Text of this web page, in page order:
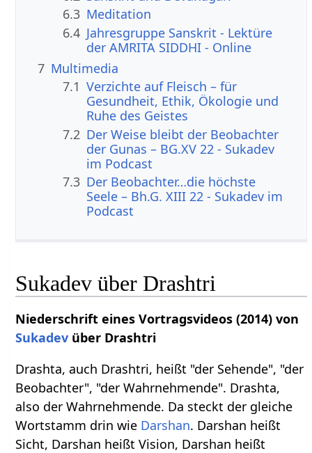
6.3 Meditation
6.4 Jahresgruppe Sanskrit - Lektüre
der AMRITA SIDDHI - Online
7 Multimedia
7.1 Verzichte auf Fleisch – für
Gesundheit, Ethik, Ökologie und
Ruhe des Geistes
7.2 Der Weise bleibt der Beobachter
der Gunas – BG.XV 22 - Sukadev
im Podcast
7.3 Der Beobachter…die höchste
Seele – Bh.G. XIII 22 - Sukadev im
Podcast
Sukadev über Drashtri
Niederschrift eines Vortragsvideos (2014) von
Sukadev über Drashtri
Drashta, auch Drashtri, heißt "der Sehende", "der
Beobachter", "der Wahrnehmende". Drashta,
also der Wahrnehmende. Da steckt der gleiche
Wortstamm drin wie Darshan. Darshan heißt
Sicht, Darshan heißt Vision, Darshan heißt